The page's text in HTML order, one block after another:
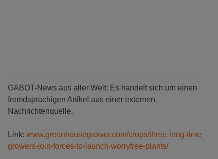
GABOT-News aus aller Welt: Es handelt sich um einen
fremdsprachigen Artikel aus einer externen
Nachrichtenquelle.
Link: www.greenhousegrower.com/crops/three-long-time-
growers-join-forces-to-launch-worryfree-plants/